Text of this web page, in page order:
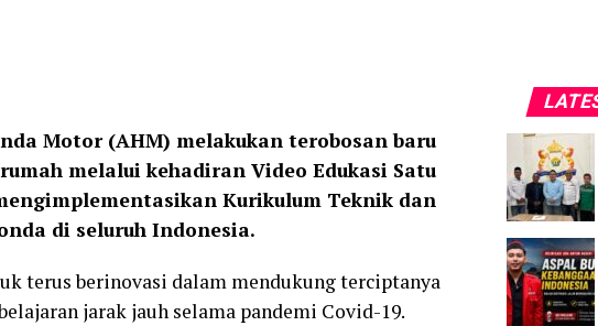
Motor (AHM) melakukan terobosan baru
melalui kehadiran Video Edukasi Satu
Kurikulum Teknik dan
di seluruh Indonesia.
terus berinovasi dalam mendukung terciptanya
jarak jauh selama pandemi Covid-19.